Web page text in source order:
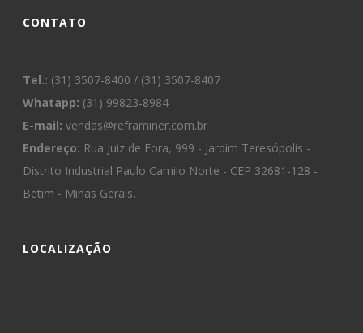
CONTATO
Tel.: (31) 3507-8400 / (31) 3507-8407
Whatapp: (31) 99823-8984
E-mail: vendas@reframiner.com.br
Endereço: Rua Juiz de Fora, 999 - Jardim Teresópolis -
Distrito Industrial Paulo Camilo Norte - CEP 32681-128 -
Betim - Minas Gerais.
LOCALIZAÇÃO